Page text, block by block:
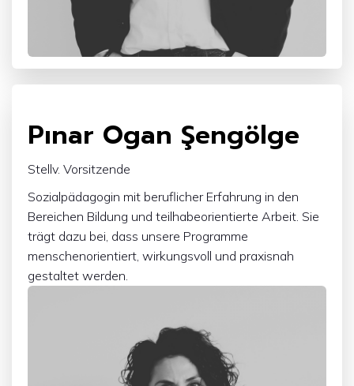
Pınar Ogan Şengölge
Stellv. Vorsitzende
Sozialpädagogin mit beruflicher Erfahrung in den
Bereichen Bildung und teilhabeorientierte Arbeit. Sie
trägt dazu bei, dass unsere Programme
menschenorientiert, wirkungsvoll und praxisnah
gestaltet werden.